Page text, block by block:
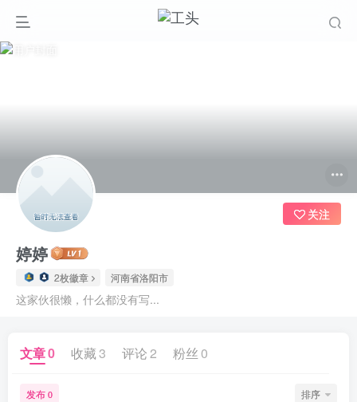
婷婷
2枚徽章 河南省洛阳市
这家伙很懒，什么都没有写...
关注
文章0 收藏 3 评论 2 粉丝 0
发布 0 排序